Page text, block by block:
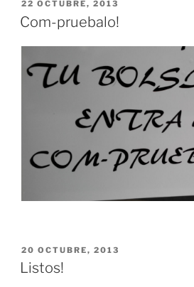
PUBLICADO
EL
22 OCTUBRE, 2013
Com-pruebalo!
PUBLICADO
EL
20 OCTUBRE, 2013
Listos!